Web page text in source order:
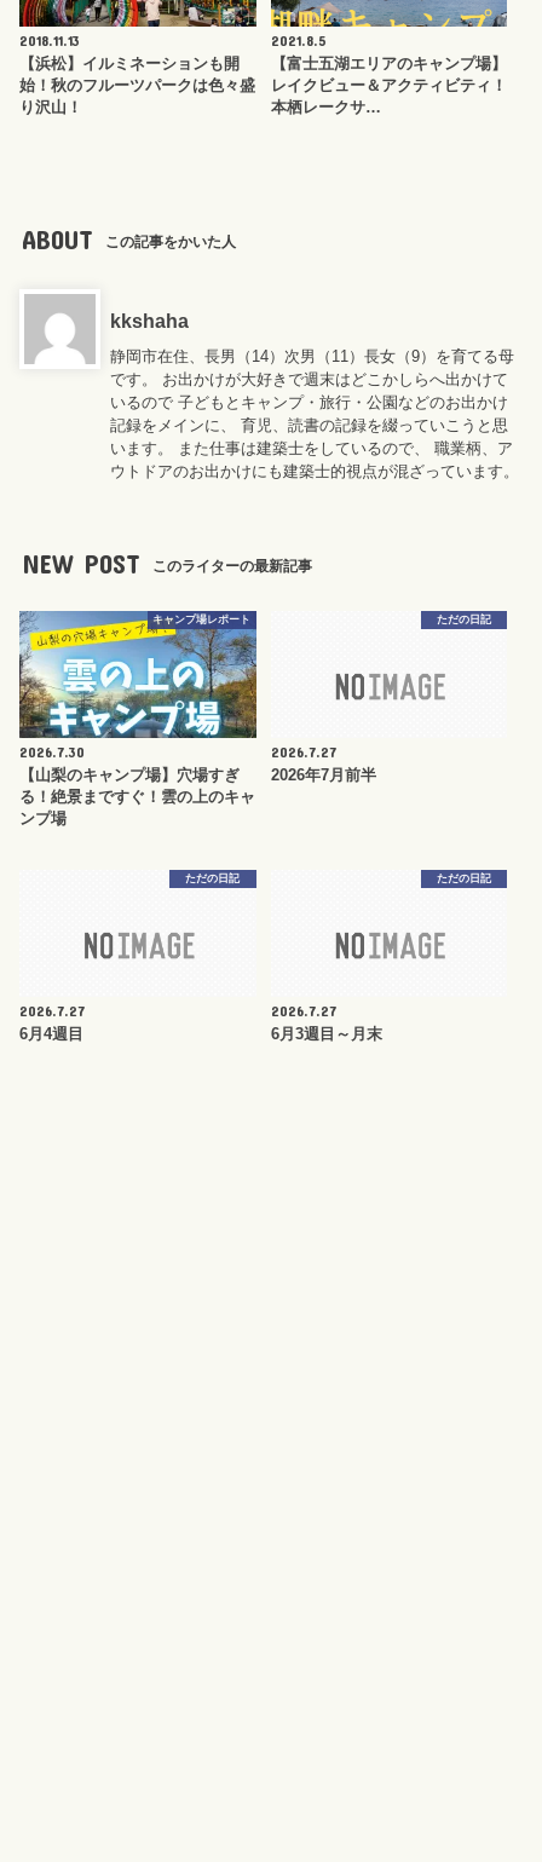
2018.11.13
【浜松】イルミネーションも開
始！秋のフルーツパークは色々盛
り沢山！
2021.8.5
【富士五湖エリアのキャンプ場】
レイクビュー＆アクティビティ！
本栖レークサ…
ABOUT この記事をかいた人
kkshaha
静岡市在住、長男（14）次男（11）長女（9）を育てる母
です。 お出かけが大好きで週末はどこかしらへ出かけて
いるので 子どもとキャンプ・旅行・公園などのお出かけ
記録をメインに、 育児、読書の記録を綴っていこうと思
います。 また仕事は建築士をしているので、 職業柄、ア
ウトドアのお出かけにも建築士的視点が混ざっています。
NEW POST このライターの最新記事
キャンプ場レポート
2026.7.30
【山梨のキャンプ場】穴場すぎ
る！絶景まですぐ！雲の上のキャ
ンプ場
ただの日記
2026.7.27
2026年7月前半
ただの日記
2026.7.27
6月4週目
ただの日記
2026.7.27
6月3週目～月末